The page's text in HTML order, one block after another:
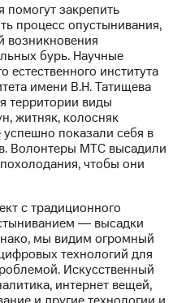
помогут закрепить
процесс опустынивания,
возникновения
бурь. Научные
естественного института
имени В.Н. Татищева
территории виды
житняк, колосняк
успешно показали себя в
Волонтеры МТС высадили
чтобы они
с традиционного
― высадки
мы видим огромный
технологий для
Искусственный
интернет вещей,